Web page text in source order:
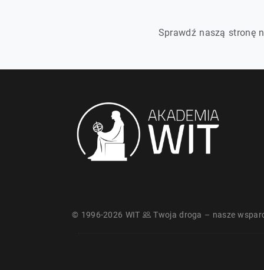
Sprawdź naszą stronę
© 1996-2026 WIT Twoja droga – nasze